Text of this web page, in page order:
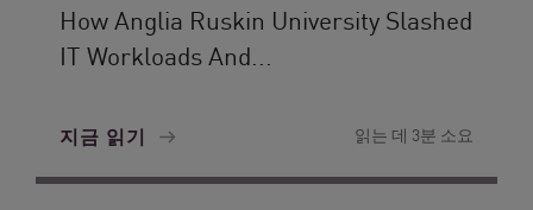
How Anglia Ruskin University Slashed
IT Workloads And...
지금 읽기 읽는 데 3분 소요